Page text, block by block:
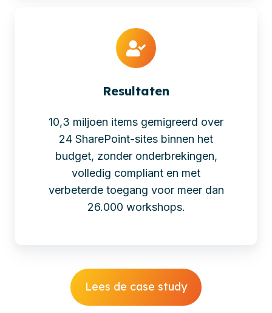
Resultaten
10,3 miljoen items gemigreerd over
24 SharePoint-sites binnen het
budget, zonder onderbrekingen,
volledig compliant en met
verbeterde toegang voor meer dan
26.000 workshops.
Lees de case study